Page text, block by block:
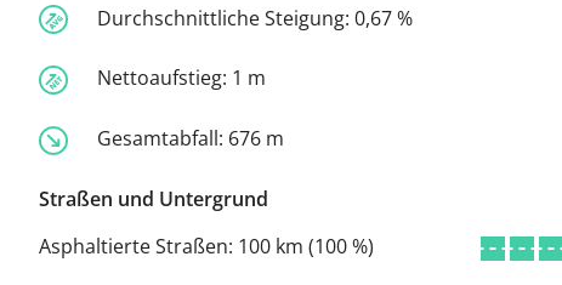
Durchschnittliche Steigung: 0,67 %
Nettoaufstieg: 1 m
Gesamtabfall: 676 m
Straßen und Untergrund
Asphaltierte Straßen: 100 km (100 %)